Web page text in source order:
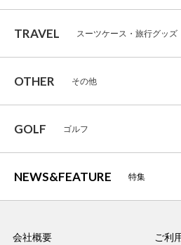
TRAVEL スーツケース・旅行グッズ
OTHER その他
GOLF ゴルフ
NEWS&FEATURE 特集
会社概要
ご利